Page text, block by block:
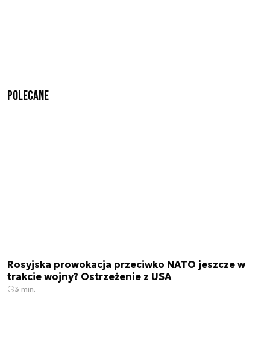
Polecane
Rosyjska prowokacja przeciwko NATO jeszcze w
trakcie wojny? Ostrzeżenie z USA
3 min.